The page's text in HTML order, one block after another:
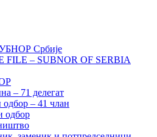
Србије
FILE – SUBNOR OF SERBIA
– 71 делегат
– 41 члан
одбор